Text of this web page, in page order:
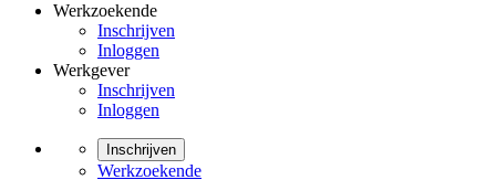
Werkzoekende
Inschrijven
Inloggen
Werkgever
Inschrijven
Inloggen
Inschrijven
Werkzoekende